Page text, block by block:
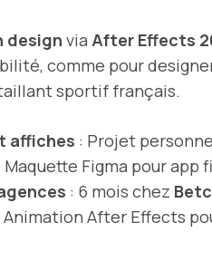
design via After Effects
comme pour
sportif français.
affiches : Projet
Maquette Figma pour app
: 6 mois chez Betc
Animation After Effects